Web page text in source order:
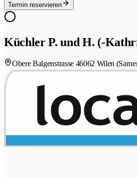
Termin reservieren
Küchler P. und H. (-
Obere Balgenstrasse 46062 Wilen